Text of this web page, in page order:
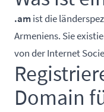
.amist die
Armeniens. Sie
von der Internet
Domain